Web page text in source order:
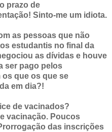
prazo de
Sinto-me um idiota.
as pessoas que não
estudantis no final da
as dívidas e houve
ser pago pelos
os que os que se
em dia?!
de vacinados?
vacinação. Poucos
das inscrições